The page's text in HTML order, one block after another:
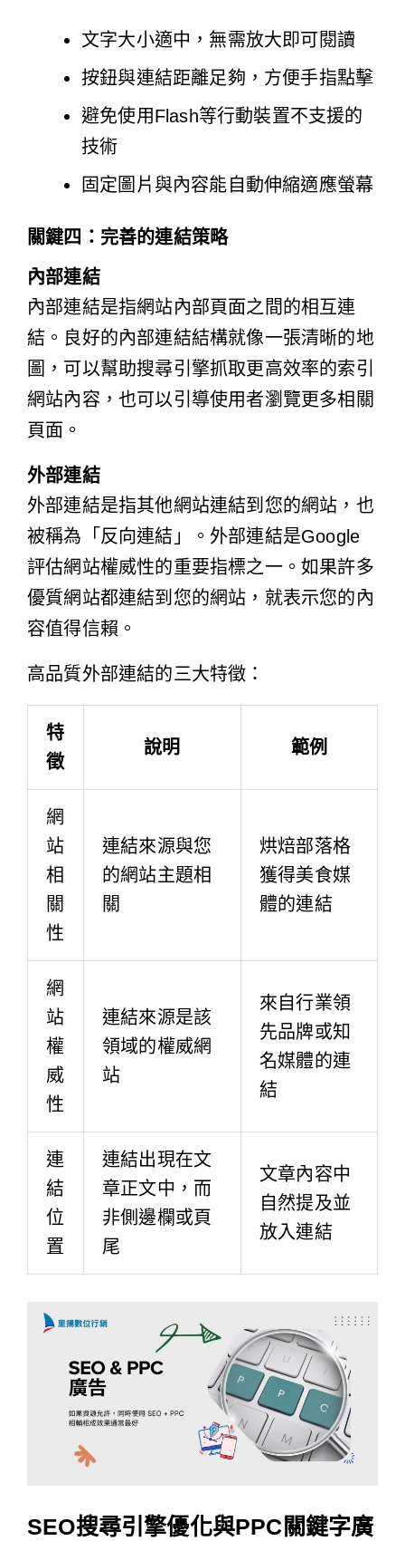
文字大小適中，無需放大即可閱讀
按鈕與連結距離足夠，方便手指點擊
避免使用Flash等行動裝置不支援的
技術
固定圖片與內容能自動伸縮適應螢幕
關鍵四：完善的連結策略
內部連結
內部連結是指網站內部頁面之間的相互連
結。良好的內部連結結構就像一張清晰的地
圖，可以幫助搜尋引擎抓取更高效率的索引
網站內容，也可以引導使用者瀏覽更多相關
頁面。
外部連結
外部連結是指其他網站連結到您的網站，也
被稱為「反向連結」。外部連結是Google
評估網站權威性的重要指標之一。如果許多
優質網站都連結到您的網站，就表示您的內
容值得信賴。
高品質外部連結的三大特徵：
特
徵
說明 範例
網
站
相
關
性
連結來源與您
的網站主題相
關
烘焙部落格
獲得美食媒
體的連結
網
站
權
威
性
連結來源是該
領域的權威網
站
來自行業領
先品牌或知
名媒體的連
結
連
結
位
置
連結出現在文
章正文中，而
非側邊欄或頁
尾
文章內容中
自然提及並
放入連結
SEO搜尋引擎優化與PPC關鍵字廣